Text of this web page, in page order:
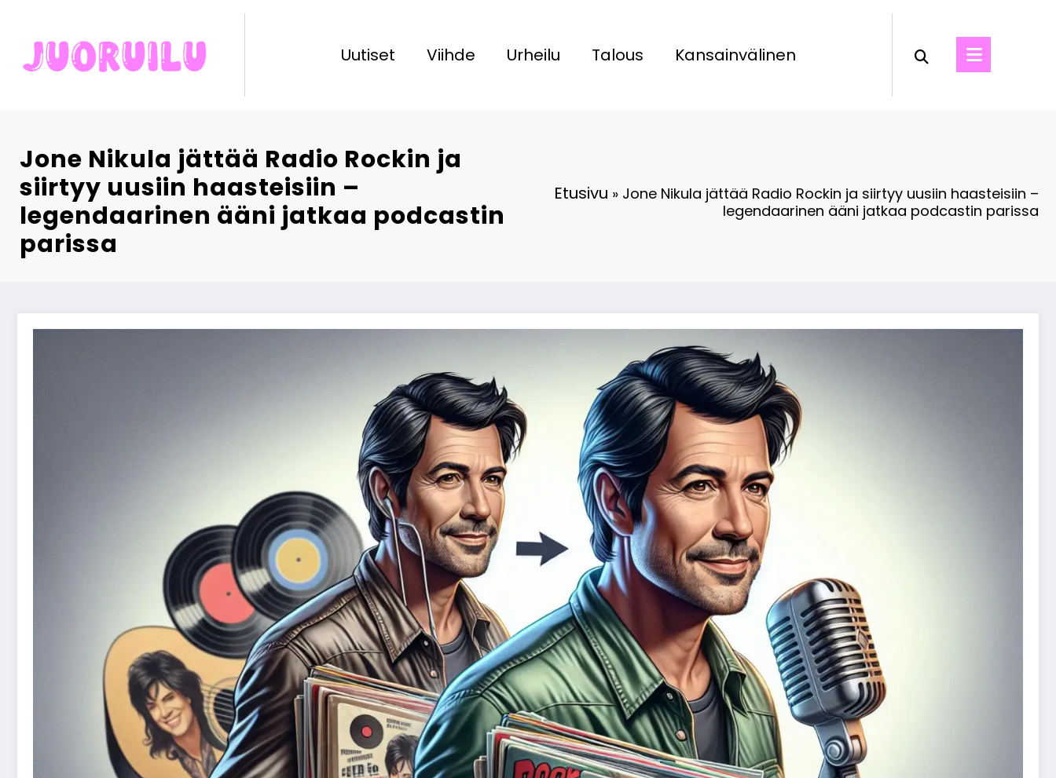
content
Uutiset Viihde Urheilu Talous Kansainvälinen
Jone Nikula jättää Radio Rockin ja
siirtyy uusiin haasteisiin –
legendaarinen ääni jatkaa podcastin
parissa
Etusivu » Jone Nikula jättää Radio Rockin ja siirtyy uusiin haasteisiin –
legendaarinen ääni jatkaa podcastin parissa